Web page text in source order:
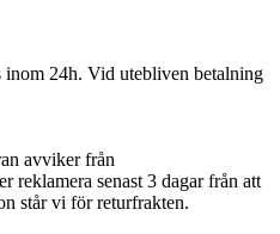
inom 24h. Vid utebliven betalning
avviker från
reklamera senast 3 dagar från att
står vi för returfrakten.